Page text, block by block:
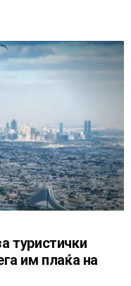
туристички
им плаќа на